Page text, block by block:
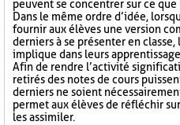
peuvent se concentrer sur ce
Dans le même ordre d’idée,
fournir aux élèves une version
derniers à se présenter en
implique dans leurs
Afin de rendre l’activité
retirés des notes de cours
derniers ne soient
permet aux élèves de réfléchir
les assimiler.